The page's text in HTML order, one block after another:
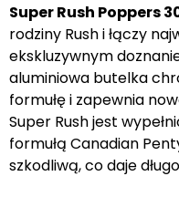
Super Rush Poppers
rodziny Rush i łączy
ekskluzywnym
aluminiowa butelka
formułę i zapewnia
Super Rush jest
formułą Canadian
szkodliwą, co daje